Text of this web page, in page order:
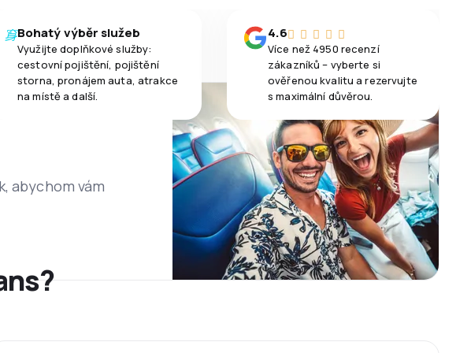
Bohatý výběr služeb
Využijte doplňkové služby:
cestovní pojištění, pojištění
storna, pronájem auta, atrakce
na místě a další.
4.6
Více než 4950 recenzí
zákazníků – vyberte si
ověřenou kvalitu a rezervujte
s maximální důvěrou.
abychom vám